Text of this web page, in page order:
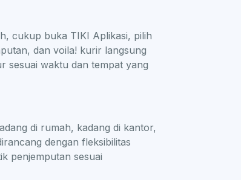
cukup buka TIKI Aplikasi, pilih
dan voila! kurir langsung
sesuai waktu dan tempat yang
di rumah, kadang di kantor,
dengan fleksibilitas
penjemputan sesuai